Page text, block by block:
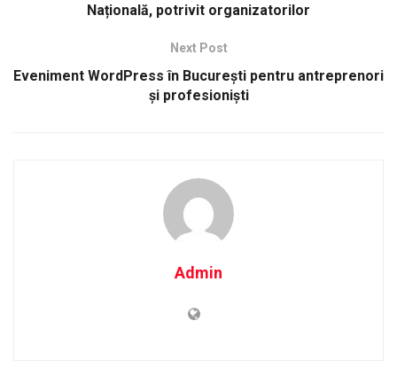
Națională, potrivit organizatorilor
Next Post
Eveniment WordPress în București pentru antreprenori
și profesioniști
Admin